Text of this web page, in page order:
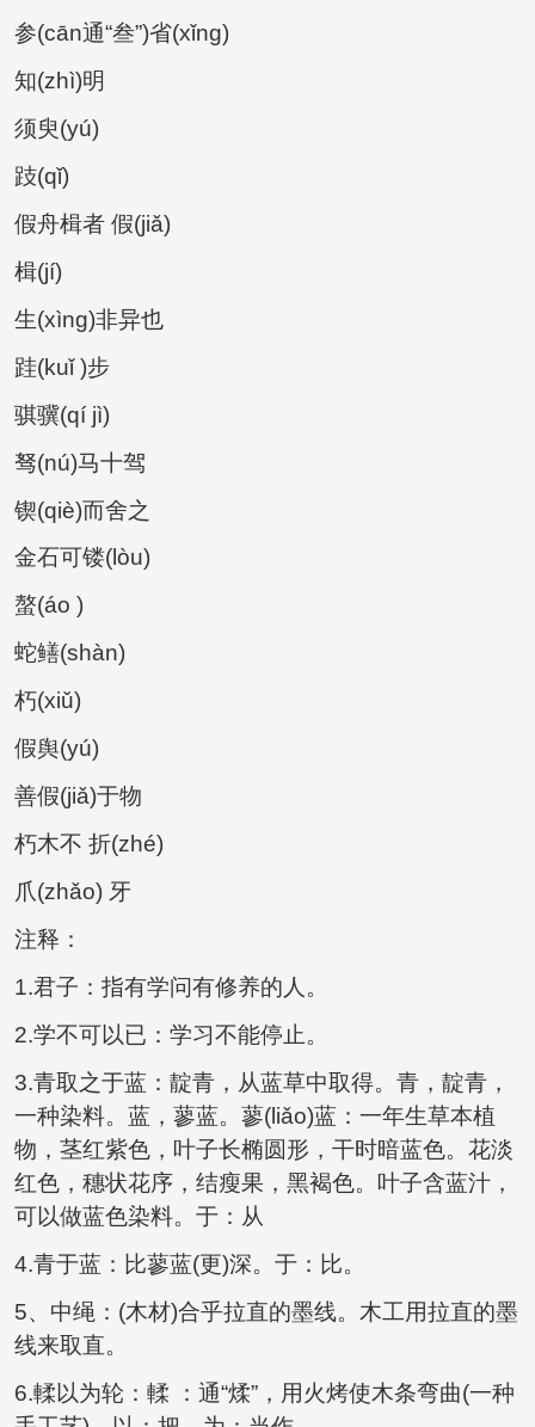
参(cān通“叁”)省(xǐng)
知(zhì)明
须臾(yú)
跂(qǐ)
假舟楫者 假(jiǎ)
楫(jí)
生(xìng)非异也
跬(kuǐ )步
骐骥(qí jì)
驽(nú)马十驾
锲(qiè)而舍之
金石可镂(lòu)
螯(áo )
蛇鳝(shàn)
朽(xiǔ)
假舆(yú)
善假(jiǎ)于物
朽木不 折(zhé)
爪(zhǎo) 牙
注释：
1.君子：指有学问有修养的人。
2.学不可以已：学习不能停止。
3.青取之于蓝：靛青，从蓝草中取得。青，靛青，
一种染料。蓝，蓼蓝。蓼(liǎo)蓝：一年生草本植
物，茎红紫色，叶子长椭圆形，干时暗蓝色。花淡
红色，穗状花序，结瘦果，黑褐色。叶子含蓝汁，
可以做蓝色染料。于：从
4.青于蓝：比蓼蓝(更)深。于：比。
5、中绳：(木材)合乎拉直的墨线。木工用拉直的墨
线来取直。
6.輮以为轮：輮 ：通“煣”，用火烤使木条弯曲(一种